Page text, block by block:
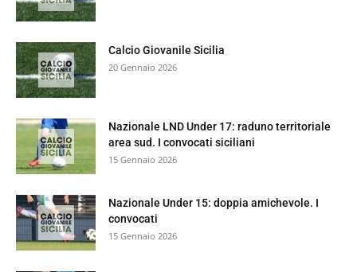
Calcio Giovanile Sicilia
20 Gennaio 2026
Nazionale LND Under 17: raduno territoriale
area sud. I convocati siciliani
15 Gennaio 2026
Nazionale Under 15: doppia amichevole. I
convocati
15 Gennaio 2026